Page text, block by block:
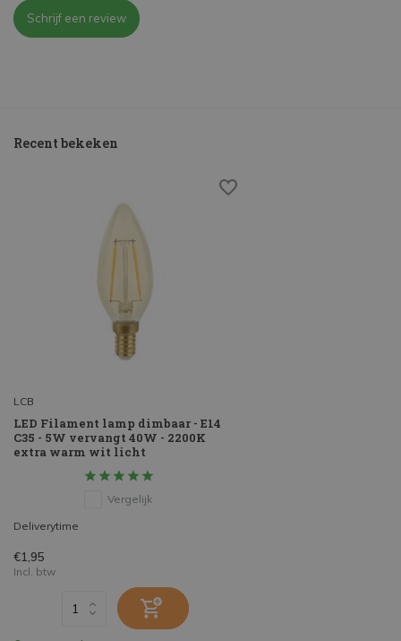
Schrijf een review
Recent bekeken
LCB
LED Filament lamp dimbaar - E14
C35 - 5W vervangt 40W - 2200K
extra warm wit licht
Vergelijk
Deliverytime
€1,95
Incl. btw